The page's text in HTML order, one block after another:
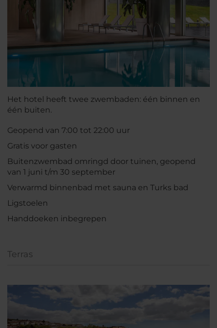
Het hotel heeft twee zwembaden: één binnen en
één buiten.
Geopend van 7:00 tot 22:00 uur
Gratis voor gasten
Buitenzwembad omringd door tuinen, geopend
van 1 juni t/m 30 september
Verwarmd binnenbad met sauna en Turks bad
Ligstoelen
Handdoeken inbegrepen
Terras